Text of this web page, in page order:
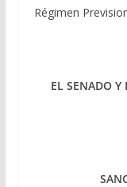
Régimen
EL SENADO Y